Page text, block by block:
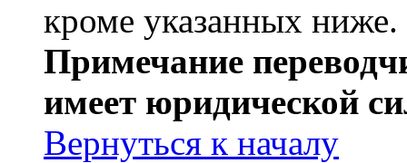
кроме указанных ниже.
Примечание
имеет юридической
Вернуться к началу